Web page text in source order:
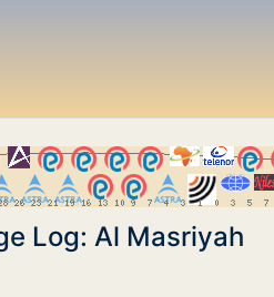
Log: Al Masriyah